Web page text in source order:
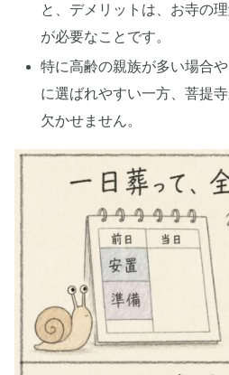
と、デメリットは、お寺の
が必要なことです。
特に高齢の親族が多い場合
に選ばれやすい一方、菩提
欠かせません。